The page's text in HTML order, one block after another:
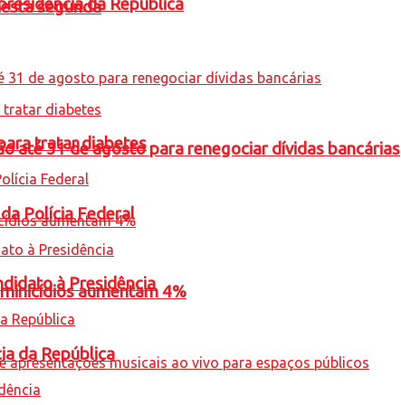
segunda
até 31 de agosto para renegociar dívidas bancárias
aumentam 4%
tratar diabetes
Polícia Federal
à Presidência
da República